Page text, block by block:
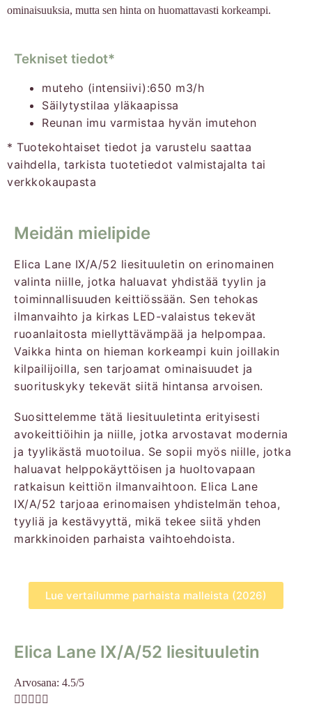
ominaisuuksia, mutta sen hinta on huomattavasti korkeampi.
Tekniset tiedot*
muteho (intensiivi):650 m3/h
Säilytystilaa yläkaapissa
Reunan imu varmistaa hyvän imutehon
* Tuotekohtaiset tiedot ja varustelu saattaa
vaihdella, tarkista tuotetiedot valmistajalta tai
verkkokaupasta
Meidän mielipide
Elica Lane IX/A/52 liesituuletin on erinomainen
valinta niille, jotka haluavat yhdistää tyylin ja
toiminnallisuuden keittiössään. Sen tehokas
ilmanvaihto ja kirkas LED-valaistus tekevät
ruoanlaitosta miellyttävämpää ja helpompaa.
Vaikka hinta on hieman korkeampi kuin joillakin
kilpailijoilla, sen tarjoamat ominaisuudet ja
suorituskyky tekevät siitä hintansa arvoisen.
Suosittelemme tätä liesituuletinta erityisesti
avokeittiöihin ja niille, jotka arvostavat modernia
ja tyylikästä muotoilua. Se sopii myös niille, jotka
haluavat helppokäyttöisen ja huoltovapaan
ratkaisun keittiön ilmanvaihtoon. Elica Lane
IX/A/52 tarjoaa erinomaisen yhdistelmän tehoa,
tyyliä ja kestävyyttä, mikä tekee siitä yhden
markkinoiden parhaista vaihtoehdoista.
Lue vertailumme parhaista malleista (2026)
Elica Lane IX/A/52 liesituuletin
Arvosana: 4.5/5
    